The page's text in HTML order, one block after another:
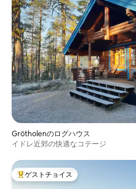
Grötholenのログハウス
イドレ近郊の快適なコテージ
大好評のゲストチョイスです。
ゲストチョイス